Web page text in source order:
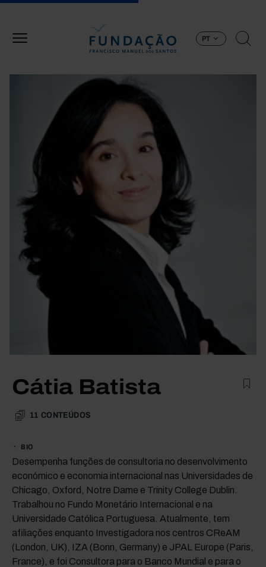
PT
Cátia Batista
11 CONTEÚDOS
BIO
Desempenha funções de consultoria no desenvolvimento
económico e economia internacional nas Universidades de
Chicago, Oxford, Notre Dame e Trinity College Dublin.
Trabalhou no Fundo Monetário Internacional e na
Universidade Católica Portuguesa. Atualmente, tem
afiliações enquanto Investigadora nos centros CReAM
(London, UK), IZA (Bonn, Germany) e JPAL Europe (Paris,
France), e foi Consultora para o Banco Mundial e para o